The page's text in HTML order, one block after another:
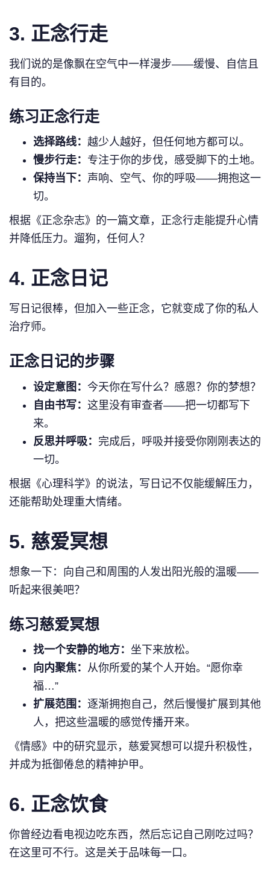
3. 正念行走
我们说的是像飘在空气中一样漫步——缓慢、自信且
有目的。
练习正念行走
选择路线： 越少人越好，但任何地方都可以。
慢步行走： 专注于你的步伐，感受脚下的土地。
保持当下： 声响、空气、你的呼吸——拥抱这一
切。
根据《正念杂志》的一篇文章，正念行走能提升心情
并降低压力。遛狗，任何人？
4. 正念日记
写日记很棒，但加入一些正念，它就变成了你的私人
治疗师。
正念日记的步骤
设定意图： 今天你在写什么？感恩？你的梦想？
自由书写： 这里没有审查者——把一切都写下
来。
反思并呼吸： 完成后，呼吸并接受你刚刚表达的
一切。
根据《心理科学》的说法，写日记不仅能缓解压力，
还能帮助处理重大情绪。
5. 慈爱冥想
想象一下：向自己和周围的人发出阳光般的温暖——
听起来很美吧？
练习慈爱冥想
找一个安静的地方： 坐下来放松。
向内聚焦： 从你所爱的某个人开始。“愿你幸
福…”
扩展范围： 逐渐拥抱自己，然后慢慢扩展到其他
人，把这些温暖的感觉传播开来。
《情感》中的研究显示，慈爱冥想可以提升积极性，
并成为抵御倦怠的精神护甲。
6. 正念饮食
你曾经边看电视边吃东西，然后忘记自己刚吃过吗？
在这里可不行。这是关于品味每一口。